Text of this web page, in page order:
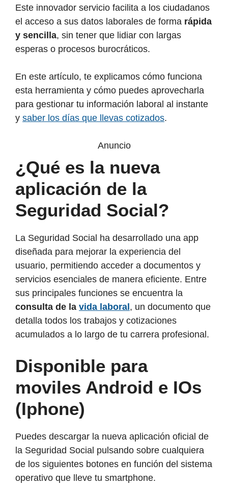
Este innovador servicio facilita a los ciudadanos
el acceso a sus datos laborales de forma rápida
y sencilla, sin tener que lidiar con largas
esperas o procesos burocráticos.
En este artículo, te explicamos cómo funciona
esta herramienta y cómo puedes aprovecharla
para gestionar tu información laboral al instante
y saber los días que llevas cotizados.
Anuncio
¿Qué es la nueva
aplicación de la
Seguridad Social?
La Seguridad Social ha desarrollado una app
diseñada para mejorar la experiencia del
usuario, permitiendo acceder a documentos y
servicios esenciales de manera eficiente. Entre
sus principales funciones se encuentra la
consulta de la vida laboral , un documento que
detalla todos los trabajos y cotizaciones
acumulados a lo largo de tu carrera profesional.
Disponible para
moviles Android e IOs
(Iphone)
Puedes descargar la nueva aplicación oficial de
la Seguridad Social pulsando sobre cualquiera
de los siguientes botones en función del sistema
operativo que lleve tu smartphone.